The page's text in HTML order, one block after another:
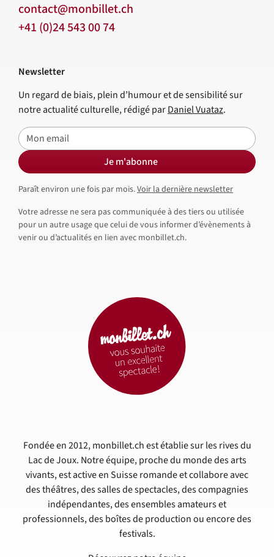
contact@monbillet.ch
+41 (0)24 543 00 74
Fondée en 2012, monbillet.ch est établie sur les rives du
Lac de Joux. Notre équipe, proche du monde des arts
vivants, est active en Suisse romande et collabore avec
des théâtres, des salles de spectacles, des compagnies
indépendantes, des ensembles amateurs et
professionnels, des boîtes de production ou encore des
festivals.
Newsletter
Un regard de biais, plein d’humour et de sensibilité sur
notre actualité culturelle, rédigé parDaniel Vuataz.
E-mail
Je m'abonne
Paraît environ une fois par mois.Voir la dernière newsletter
Votre adresse ne sera pas communiquée à des tiers ou utilisée
pour un autre usage que celui de vous informer d’évènements à
venir ou d’actualités en lien avec monbillet.ch.